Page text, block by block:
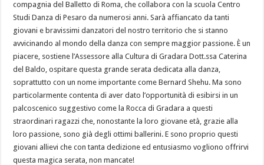
compagnia del Balletto di Roma, che collabora con la scuola Centro
Studi Danza di Pesaro da numerosi anni. Sarà affiancato da tanti
giovani e bravissimi danzatori del nostro territorio che si stanno
avvicinando al mondo della danza con sempre maggior passione. È un
piacere, sostiene l’Assessore alla Cultura di Gradara Dott.ssa Caterina
del Baldo, ospitare questa grande serata dedicata alla danza,
soprattutto con un nome importante come Bernard Shehu. Ma sono
particolarmente contenta di aver dato l’opportunità di esibirsi in un
palcoscenico suggestivo come la Rocca di Gradara a questi
straordinari ragazzi che, nonostante la loro giovane età, grazie alla
loro passione, sono già degli ottimi ballerini. E sono proprio questi
giovani allievi che con tanta dedizione ed entusiasmo vogliono offrirvi
questa magica serata, non mancate!